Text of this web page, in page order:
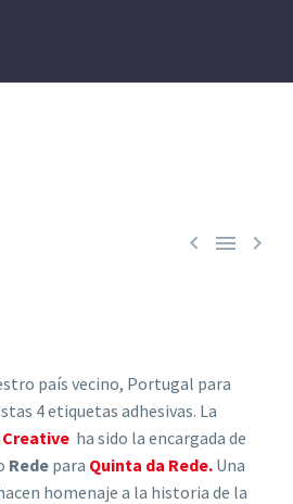
  
país vecino, Portugal para
4 etiquetas adhesivas. La
Creative ha sido la encargada de
Rede para Quinta da Rede. Una
homenaje a la historia de la